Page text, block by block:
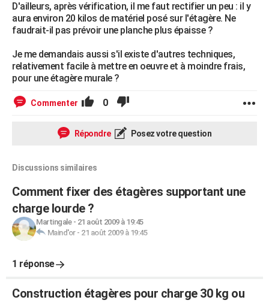
D'ailleurs, après vérification, il me faut rectifier un peu : il y
aura environ 20 kilos de matériel posé sur l'étagère. Ne
faudrait-il pas prévoir une planche plus épaisse ?
Je me demandais aussi s'il existe d'autres techniques,
relativement facile à mettre en oeuvre et à moindre frais,
pour une étagère murale ?
Commenter 0
Répondre Posez votre question
Discussions similaires
Comment fixer des étagères supportant une
charge lourde ?
Martingale- 21 août 2009 à 19:45
Maind'or- 21 août 2009 à 19:45
1 réponse
Construction étagères pour charge 30 kg ou